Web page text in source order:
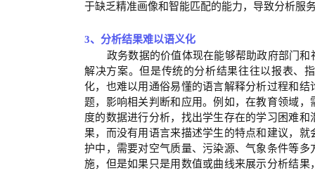
于缺乏精准画像和智能匹配的能力，导致分析服
3、 分析结果难以语义化
政务数据的价值体现在能够帮助政府部门
解决方案。但是传统的分析结果往往以报表、
化，也难以用通俗易懂的语言解释分析过程和
题，影响相关判断和应用。例如，在教育领域
度的数据进行分析，找出学生存在的学习困难
果，而没有用语言来描述学生的特点和建议，
护中，需要对空气质量、污染源、气象条件等
施，但是如果只是用数值或曲线来展示分析结